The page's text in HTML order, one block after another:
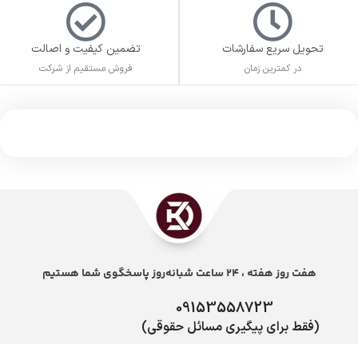
تحویل سریع سفارشات
در کمترین زمان
تضمین کیفیت و اصالت
فروش مستقیم از شرکت
هفت روز هفته ، 24 ساعت شبانه‌روز پاسخگوی شما هستیم
09153558723
(فقط برای پیگیری مسائل حقوقی)